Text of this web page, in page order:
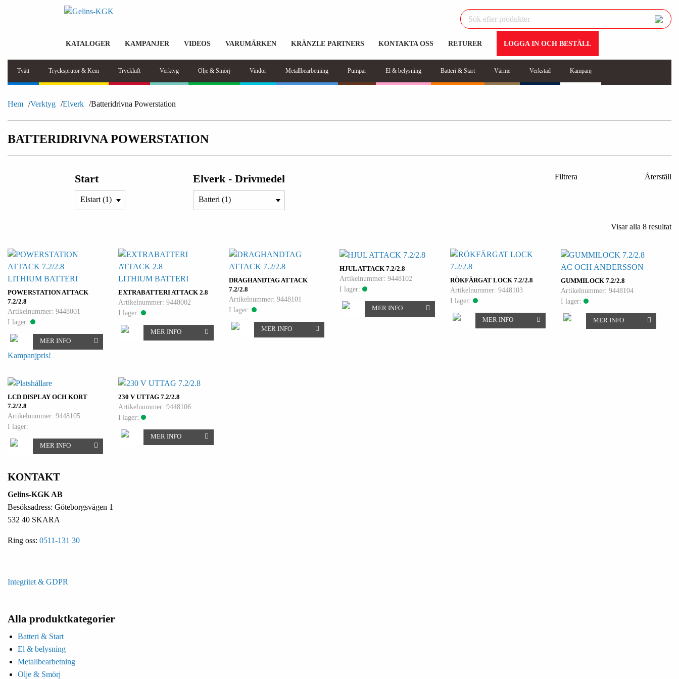
KATALOGER KAMPANJER VIDEOS VARUMÄRKEN KRÄNZLE PARTNERS KONTAKTA OSS RETURER LOGGA IN OCH BESTÄLL
Tvätt Trycksprutor & Kem Tryckluft Verktyg Olje & Smörj Vindor Metallbearbetning Pumpar El & belysning Batteri & Start Värme Verkstad Kampanj
Hem Verktyg Elverk Batteridrivna Powerstation
BATTERIDRIVNA POWERSTATION
Start Elverk - Drivmedel Filtrera Återställ
Visar alla 8 resultat
POWERSTATION ATTACK
7.2/2.8
LITHIUM BATTERI
Artikelnummer: 9448001
I lager:
MER INFO
Kampanjpris!
EXTRABATTERI ATTACK 2.8
LITHIUM BATTERI
Artikelnummer: 9448002
I lager:
MER INFO
DRAGHANDTAG ATTACK
7.2/2.8
Artikelnummer: 9448101
I lager:
MER INFO
HJUL ATTACK 7.2/2.8
Artikelnummer: 9448102
I lager:
MER INFO
RÖKFÄRGAT LOCK 7.2/2.8
Artikelnummer: 9448103
I lager:
MER INFO
GUMMILOCK 7.2/2.8
AC OCH ANDERSSON
Artikelnummer: 9448104
I lager:
MER INFO
LCD DISPLAY OCH KORT
7.2/2.8
Artikelnummer: 9448105
I lager:
MER INFO
230 V UTTAG 7.2/2.8
Artikelnummer: 9448106
I lager:
MER INFO
KONTAKT
Gelins-KGK AB
Besöksadress: Göteborgsvägen 1
532 40 SKARA
Ring oss: 0511-131 30
Integritet & GDPR
Alla produktkategorier
Batteri & Start
El & belysning
Metallbearbetning
Olje & Smörj